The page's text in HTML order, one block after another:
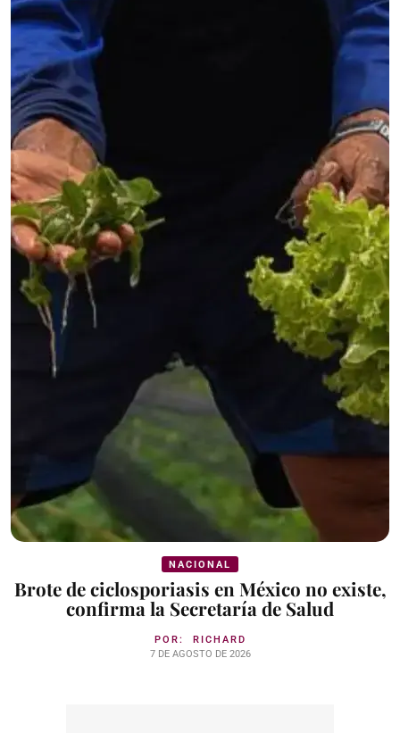
NACIONAL
Brote de ciclosporiasis en México no existe,
confirma la Secretaría de Salud
POR: RICHARD
7 DE AGOSTO DE 2026